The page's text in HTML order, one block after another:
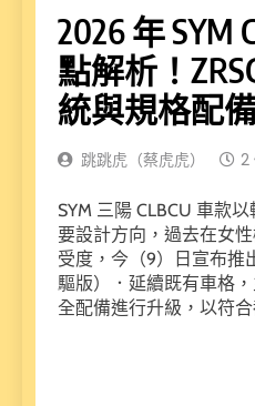
2026 年 SYM
點解析！
統與規格配
跳跳虎（蔡虎虎） 2
SYM 三陽 CLBCU 車款
要設計方向，過去在女
受度，今（9）日宣布推
驅版）．延續既有車格
全配備進行升級，以符